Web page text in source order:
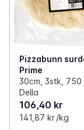
Pizzabunn
Prime
30cm, 3stk, 750
Della
106,40 kr
141,87 kr /kg